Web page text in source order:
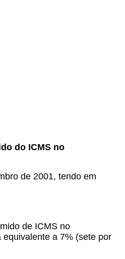
do ICMS no
de 2001, tendo em
de ICMS no
a 7% (sete por